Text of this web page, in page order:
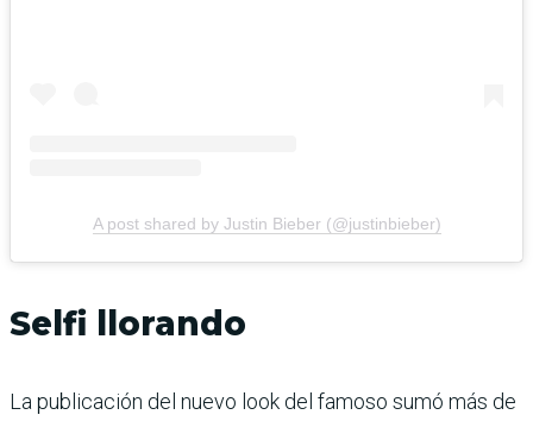
A post shared by Justin Bieber (@justinbieber)
Selfi llorando
La publicación del nuevo look del famoso sumó más de